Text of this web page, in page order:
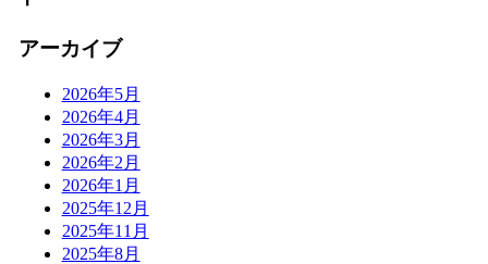
アーカイブ
2026年5月
2026年4月
2026年3月
2026年2月
2026年1月
2025年12月
2025年11月
2025年8月